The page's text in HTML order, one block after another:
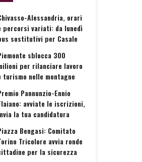
Alessandria, orari
percorsi variati: da lunedì
sostitutivi per Casale
sblocca 300
per rilanciare lavoro
turismo nelle montagne
Pannunzio-Ennio
avviate le iscrizioni,
la tua candidatura
Bengasi: Comitato
Tricolore avvia ronde
per la sicurezza